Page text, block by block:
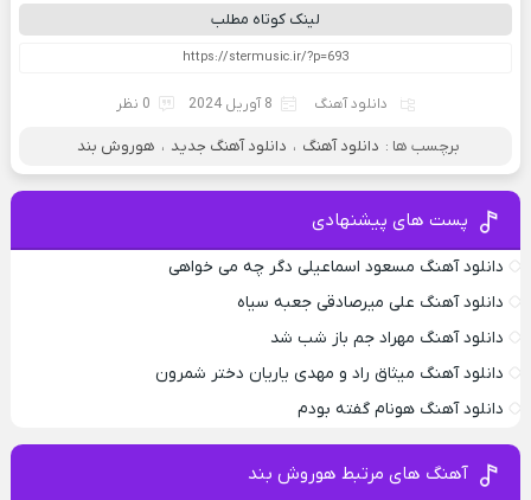
لینک کوتاه مطلب
دانلود آهنگ 8 آوریل 2024 0 نظر
برچسب ها : دانلود آهنگ ، دانلود آهنگ جدید ، هوروش بند
پست های پیشنهادی
دانلود آهنگ مسعود اسماعیلی دگر چه می خواهی
دانلود آهنگ علی میرصادقی جعبه سیاه
دانلود آهنگ مهراد جم باز شب شد
دانلود آهنگ میثاق راد و مهدی یاریان دختر شمرون
دانلود آهنگ هونام گفته بودم
آهنگ های مرتبط هوروش بند